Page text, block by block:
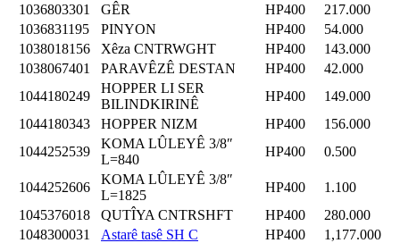
1036803301
GÊR HP400
217.000
1036831195
PINYON HP400
54.000
1038018156
Xêza CNTRWGHT HP400
143.000
1038067401
PARAVÊZÊ DESTAN HP400
42.000
1044180249
HOPPER LI SER
BILINDKIRINÊ
HP400
149.000
1044180343
HOPPER NIZM HP400
156.000
1044252539
KOMA LÛLEYÊ 3/8″
L=840
HP400 0.500
1044252606
KOMA LÛLEYÊ 3/8″
L=1825
HP400
1.100
1045376018
QUTÎYA CNTRSHFT HP400
280.000
1048300031
Astarê tasê SH C HP400
1,177.000